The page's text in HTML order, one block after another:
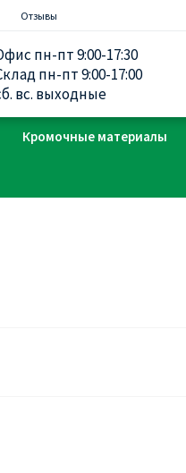
Отзывы
пн-пт 9:00-17:30
пн-пт 9:00-17:00
вс. выходные
Кромочные материалы